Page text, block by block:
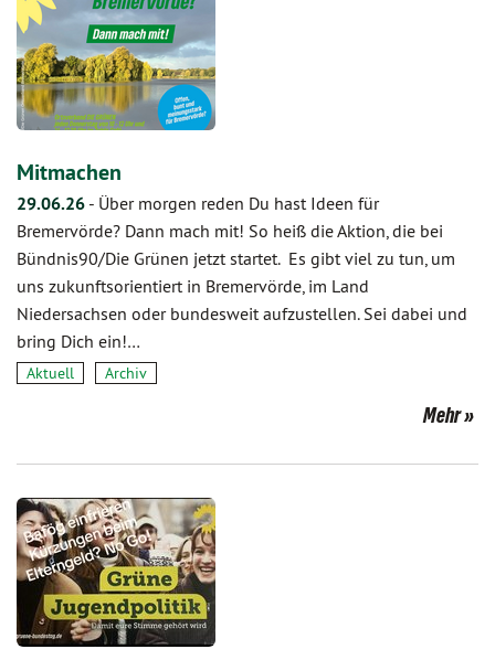
Mitmachen
29.06.26 - Über morgen reden Du hast Ideen für
Bremervörde? Dann mach mit! So heiß die Aktion, die bei
Bündnis90/Die Grünen jetzt startet. Es gibt viel zu tun, um
uns zukunftsorientiert in Bremervörde, im Land
Niedersachsen oder bundesweit aufzustellen. Sei dabei und
bring Dich ein!…
Aktuell Archiv
Mehr